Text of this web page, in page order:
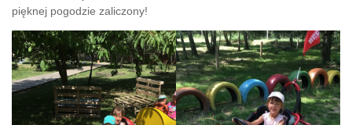
pięknej pogodzie zaliczony!